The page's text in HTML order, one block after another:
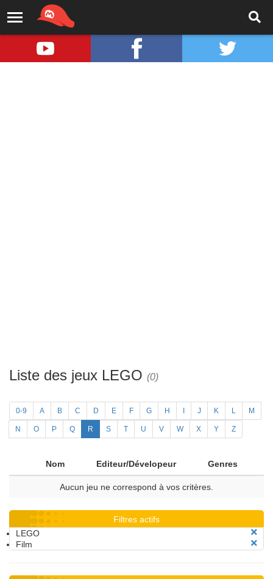
Liste des jeux LEGO (0)
0-9 A B C D E F G H J K L M
N O P Q R S T U V W X Y Z
Nom Editeur/Dévelopeur Genres
Aucun jeu ne correspond à vos critères.
Filtres actifs
LEGO
Film